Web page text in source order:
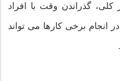
گذراندن وقت با افراد
انجام برخی کارها می تواند